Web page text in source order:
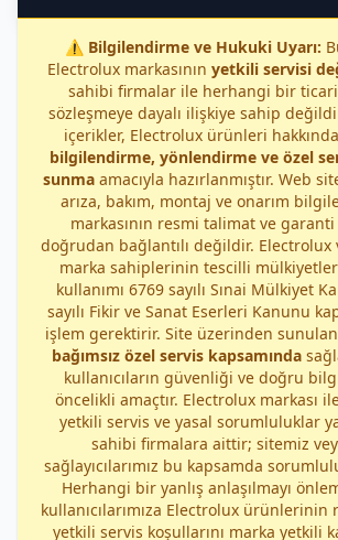
⚠️ Bilgilendirme ve Hukuki Uyarı:
Electrolux markasının yetkili servisi
sahibi firmalar ile herhangi bir
sözleşmeye dayalı ilişkiye sahip
içerikler, Electrolux ürünleri hakkında
bilgilendirme, yönlendirme ve özel
sunmaamacıyla hazırlanmıştır. Web
arıza, bakım, montaj ve onarım
markasının resmi talimat ve garanti
doğrudan bağlantılı değildir. Electrolux
marka sahiplerinin tescilli
kullanımı 6769 sayılı Sınai Mülkiyet
sayılı Fikir ve Sanat Eserleri Kanunu
işlem gerektirir. Site üzerinden
bağımsız özel servis kapsamında
kullanıcıların güvenliği ve doğru
öncelikli amaçtır. Electrolux markası
yetkili servis ve yasal sorumluluklar
sahibi firmalara aittir; sitemiz
sağlayıcılarımız bu kapsamda
Herhangi bir yanlış anlaşılmayı
kullanıcılarımıza Electrolux
yetkili servis koşullarını marka yetkili